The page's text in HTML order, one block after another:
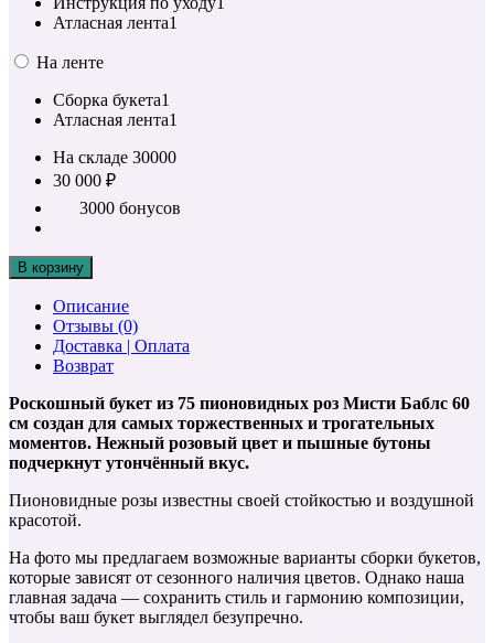
Атласная лента1
На ленте
Сборка букета1
Атласная лента1
На складе 30000
30 000 ₽
3000 бонусов
В корзину
Описание
Отзывы (0)
Доставка | Оплата
Возврат
Роскошный букет из 75 пионовидных роз Мисти Баблс 60
см создан для самых торжественных и трогательных
моментов. Нежный розовый цвет и пышные бутоны
подчеркнут утончённый вкус.
Пионовидные розы известны своей стойкостью и воздушной
красотой.
На фото мы предлагаем возможные варианты сборки букетов,
которые зависят от сезонного наличия цветов. Однако наша
главная задача — сохранить стиль и гармонию композиции,
чтобы ваш букет выглядел безупречно.